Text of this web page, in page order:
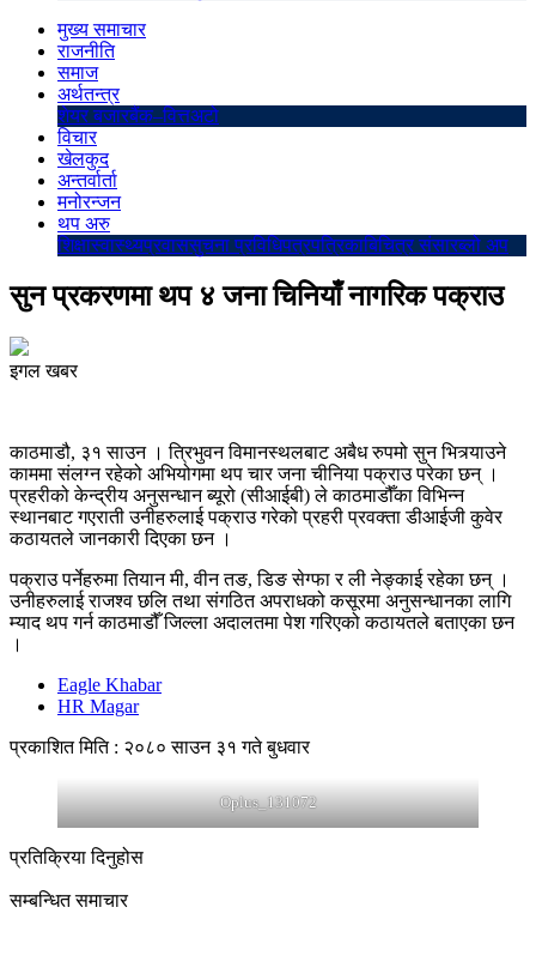
मुख्य समाचार
राजनीति
समाज
अर्थतन्त्र
शेयर बजारबैंक–वित्तअटो
विचार
खेलकुद
अन्तर्वार्ता
मनोरन्जन
थप अरु
शिक्षास्वास्थ्यप्रवाससुचना प्रविधिपत्रपत्रिकाबिचित्र संसारब्लो अप
सुन प्रकरणमा थप ४ जना चिनियाँ नागरिक पक्राउ
इगल खबर
काठमाडौ, ३१ साउन । त्रिभुवन विमानस्थलबाट अबैध रुपमो सुन भित्र्याउने
काममा संलग्न रहेको अभियोगमा थप चार जना चीनिया पक्राउ परेका छन् ।
प्रहरीको केन्द्रीय अनुसन्धान ब्यूरो (सीआईबी) ले काठमाडौँका विभिन्न
स्थानबाट गएराती उनीहरुलाई पक्राउ गरेको प्रहरी प्रवक्ता डीआईजी कुवेर
कठायतले जानकारी दिएका छन ।
पक्राउ पर्नेहरुमा तियान मी, वीन तङ, डिङ सेग्फा र ली नेङ्काई रहेका छन् ।
उनीहरुलाई राजश्व छलि तथा संगठित अपराधको कसूरमा अनुसन्धानका लागि
म्याद थप गर्न काठमाडौँ जिल्ला अदालतमा पेश गरिएको कठायतले बताएका छन
।
Eagle Khabar
HR Magar
प्रकाशित मिति : २०८० साउन ३१ गते बुधवार
Oplus_131072
प्रतिक्रिया दिनुहोस
सम्बन्धित समाचार